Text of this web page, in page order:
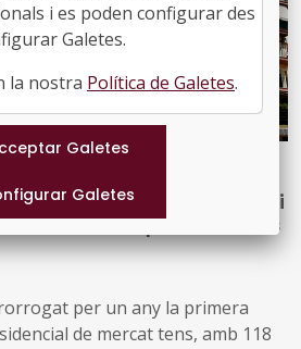
de 140 municipis
residencial tensionat i
declaració per a 53 nous
per un any la primera
de mercat tens, amb 118
i es poden configurar des
Galetes.
la nostra Política de Galetes.